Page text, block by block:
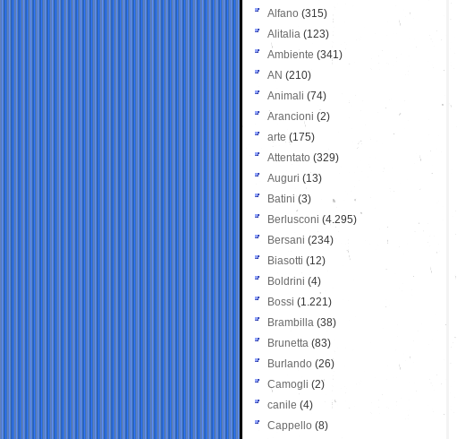
Alfano (315)
Alitalia (123)
Ambiente (341)
AN (210)
Animali (74)
Arancioni (2)
arte (175)
Attentato (329)
Auguri (13)
Batini (3)
Berlusconi (4.295)
Bersani (234)
Biasotti (12)
Boldrini (4)
Bossi (1.221)
Brambilla (38)
Brunetta (83)
Burlando (26)
Camogli (2)
canile (4)
Cappello (8)